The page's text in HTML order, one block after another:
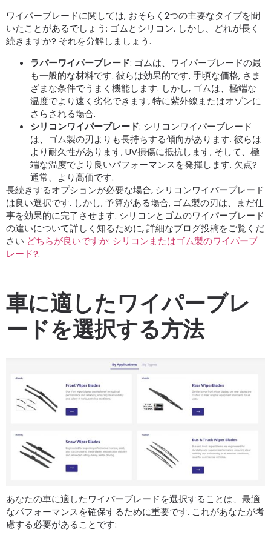
ワイパーブレードに関しては, おそらく2つの主要なタイプを聞
いたことがあるでしょう: ゴムとシリコン. しかし、どれが長く
続きますか? それを分解しましょう.
ラバーワイパーブレード: ゴムは、ワイパーブレードの最
も一般的な材料です. 彼らは効果的です, 手頃な価格, さま
ざまな条件でうまく機能します. しかし, ゴムは、極端な
温度でより速く劣化できます, 特に紫外線またはオゾンに
さらされる場合.
シリコンワイパーブレード: シリコンワイパーブレード
は、ゴム製の刃よりも長持ちする傾向があります. 彼らは
より耐久性があります, UV損傷に抵抗します, そして、極
端な温度でより良いパフォーマンスを発揮します. 欠点?
通常、より高価です.
長続きするオプションが必要な場合, シリコンワイパーブレード
は良い選択です. しかし, 予算がある場合, ゴム製の刃は、まだ仕
事を効果的に完了させます. シリコンとゴムのワイパーブレード
の違いについて詳しく知るために, 詳細なブログ投稿をご覧くだ
さい どちらが良いですか: シリコンまたはゴム製のワイパーブ
レード?.
車に適したワイパーブレ
ードを選択する方法
あなたの車に適したワイパーブレードを選択することは、最適
なパフォーマンスを確保するために重要です. これがあなたが考
慮する必要があることです: